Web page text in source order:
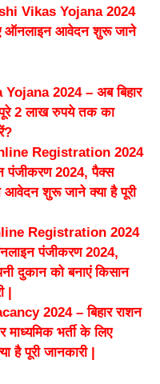
Vikas Yojana 2024
ऑनलाइन आवेदन शुरू जाने
2024 – अब बिहार
पूरे 2 लाख रुपये तक का
Registration 2024
पंजीकरण 2024, पैक्स
शुरू जाने क्या है पूरी
Registration 2024
पंजीकरण 2024,
दुकान को बनाएं किसान
|
2024 – बिहार राशन
माध्यमिक भर्ती के लिए
पूरी जानकारी |